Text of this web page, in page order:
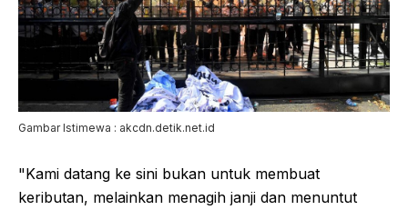
Gambar Istimewa : akcdn.detik.net.id
"Kami datang ke sini bukan untuk membuat
keributan, melainkan menagih janji dan menuntut